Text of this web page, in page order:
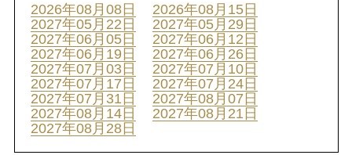
2026年08月08日
2026年08月15日
2027年05月22日
2027年05月29日
2027年06月05日
2027年06月12日
2027年06月19日
2027年06月26日
2027年07月03日
2027年07月10日
2027年07月17日
2027年07月24日
2027年07月31日
2027年08月07日
2027年08月14日
2027年08月21日
2027年08月28日